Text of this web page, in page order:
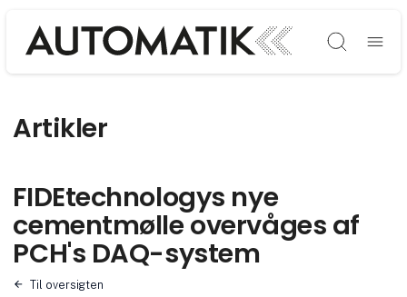
Søg
Artikler
FIDEtechnologys nye
cementmølle overvåges af
PCH's DAQ-system
Til oversigten